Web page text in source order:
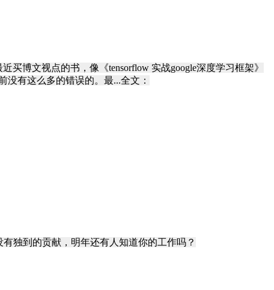
博文视点的书，像《tensorflow 实战google深度学习框架》
有这么多的错误的。最...全文：
独到的贡献，明年还有人知道你的工作吗？